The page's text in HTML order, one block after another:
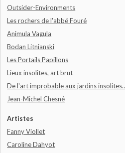
Outsider-Environments
Les rochers de l'abbé Fouré
Animula Vagula
Bodan Litnianski
Les Portails Papillons
Lieux insolites, art brut
De l'art improbable aux jardins
Jean-Michel Chesné
Artistes
Fanny Viollet
Caroline Dahyot